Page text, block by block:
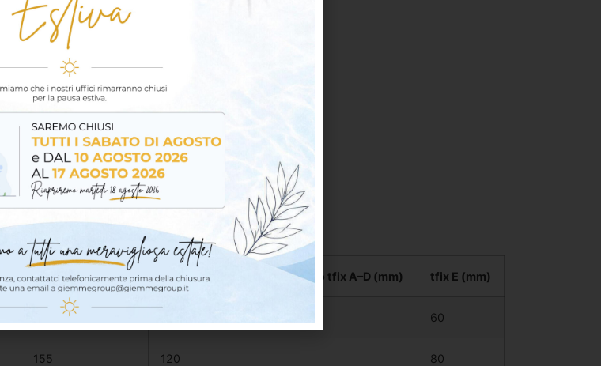
Lunghezza L (mm) Spessore isolante consigliato tfix A–D (mm) tfix E (mm)
60
155 120 80